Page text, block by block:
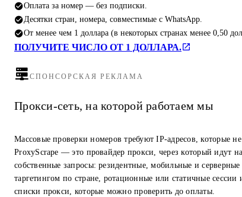
Оплата за номер — без подписки.
Десятки стран, номера, совместимые с WhatsApp.
От менее чем 1 доллара (в некоторых странах менее 0,50
ПОЛУЧИТЕ ЧИСЛО ОТ 1 ДОЛЛАРА.
СПОНСОРСКАЯ РЕКЛАМА
Прокси-сеть, на которой работаем мы
Массовые проверки номеров требуют IP-адресов, которые
ProxyScrape — это провайдер прокси, через который идут
собственные запросы: резидентные, мобильные и
таргетингом по стране, ротационные или статичные сессии
списки прокси, которые можно проверить до оплаты.